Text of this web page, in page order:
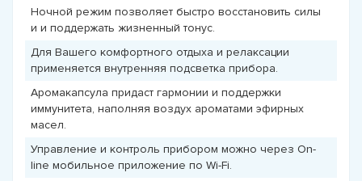
Ночной режим позволяет быстро восстановить силы
и и поддержать жизненный тонус.
Для Вашего комфортного отдыха и релаксации
применяется внутренняя подсветка прибора.
Аромакапсула придаст гармонии и поддержки
иммунитета, наполняя воздух ароматами эфирных
масел.
Управление и контроль прибором можно через On-
line мобильное приложение по Wi-Fi.